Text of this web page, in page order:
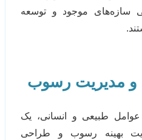
سازه‌های موجود و توسعه
مدیریت رسوب
طبیعی و انسانی، یک
بهینه رسوب و طراحی